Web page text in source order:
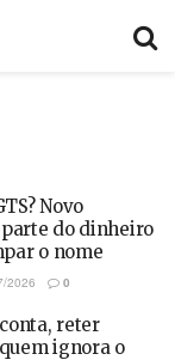
Novo
do dinheiro
o nome
2026 0
reter
ignora o